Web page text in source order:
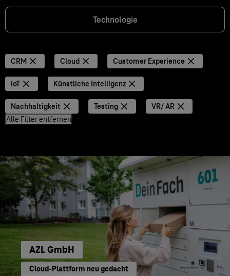
Technologie
CRM Cloud Customer Experience
IoT Künstliche Intelligenz
Nachhaltigkeit Testing
VR/ AR
Alle Filter entfernen
AZL GmbH
Cloud-Plattform neu gedacht